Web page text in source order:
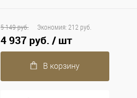
5 149 руб. Экономия: 212 руб.
4 937 руб. / шт
В корзину